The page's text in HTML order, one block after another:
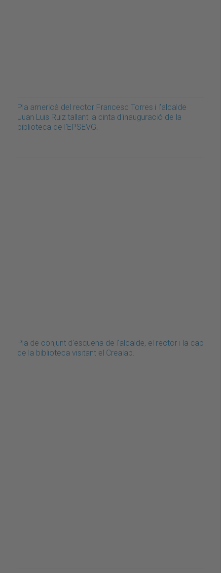
Pla americà del rector Francesc Torres i l'alcalde
Juan Luis Ruiz tallant la cinta d'inauguració de la
biblioteca de l'EPSEVG.
Pla de conjunt d'esquena de l'alcalde, el rector i la cap
de la biblioteca visitant el Crealab.